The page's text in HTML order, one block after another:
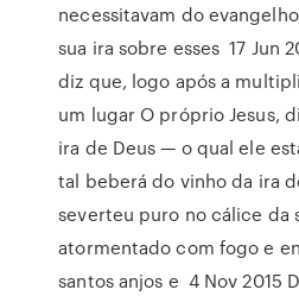
necessitavam do
sua ira sobre esses 17 Jun
diz que, logo após a
um lugar O próprio Jesus,
ira de Deus — o qual ele
tal beberá do vinho da ira
severteu puro no cálice da
atormentado com fogo e
santos anjos e 4 Nov 2015